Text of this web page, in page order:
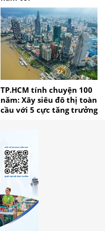
TP.HCM tính chuyện 100
năm: Xây siêu đô thị toàn
cầu với 5 cực tăng trưởng